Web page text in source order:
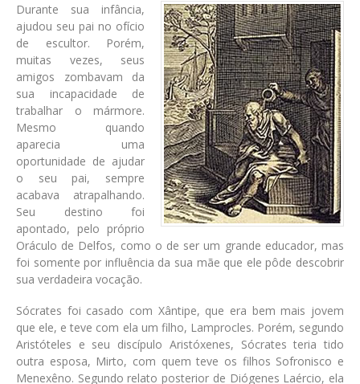
Durante sua infância,
ajudou seu pai no ofício
de escultor. Porém,
muitas vezes, seus
amigos zombavam da
sua incapacidade de
trabalhar o mármore.
Mesmo quando
aparecia uma
oportunidade de ajudar
o seu pai, sempre
acabava atrapalhando.
Seu destino foi
apontado, pelo próprio
Oráculo de Delfos, como o de ser um grande educador, mas
foi somente por influência da sua mãe que ele pôde descobrir
sua verdadeira vocação.
Sócrates foi casado com Xântipe, que era bem mais jovem
que ele, e teve com ela um filho, Lamprocles. Porém, segundo
Aristóteles e seu discípulo Aristóxenes, Sócrates teria tido
outra esposa, Mirto, com quem teve os filhos Sofronisco e
Menexêno. Segundo relato posterior de Diógenes Laércio, ela